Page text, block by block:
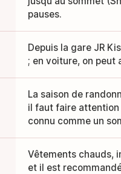
pauses.
Depuis la gare JR
; en voiture, on peut
La saison de
il faut faire attention
connu comme un
Vêtements chauds,
et il est